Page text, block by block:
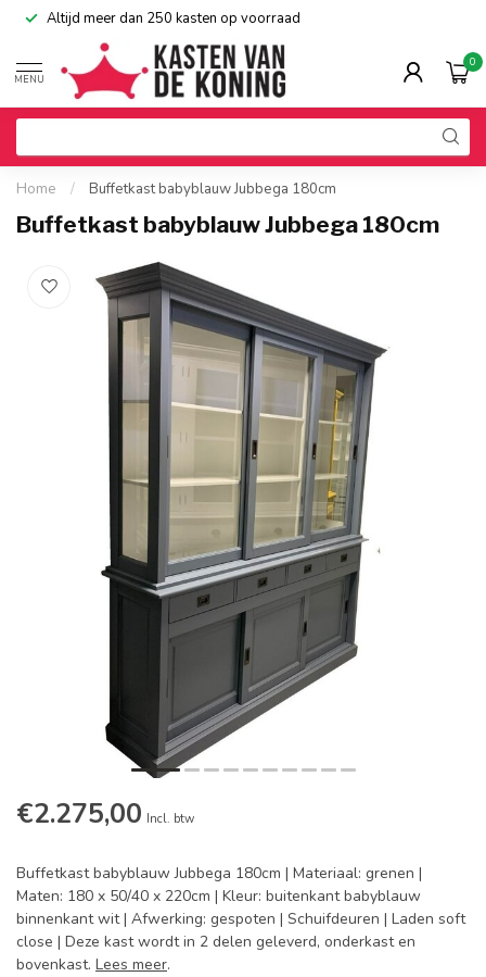
Altijd meer dan 250 kasten op voorraad
MENU
0
Home / Buffetkast babyblauw Jubbega 180cm
Buffetkast babyblauw Jubbega 180cm
€2.275,00 Incl. btw
Buffetkast babyblauw Jubbega 180cm | Materiaal: grenen |
Maten: 180 x 50/40 x 220cm | Kleur: buitenkant babyblauw
binnenkant wit | Afwerking: gespoten | Schuifdeuren | Laden soft
close | Deze kast wordt in 2 delen geleverd, onderkast en
bovenkast. Lees meer.